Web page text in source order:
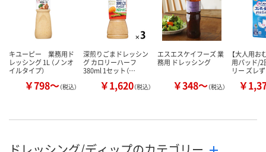
カゴへ カゴへ カ
キユーピー 業務用ド
レッシング 1L （ノンオ
イルタイプ）
￥798～（税込）
深煎りごまドレッシン
グ カロリーハーフ
380ml 1セット（…
￥1,620（税込）
エスエスケイフーズ 業
務用 ドレッシング
￥348～（税込）
【大人用お
用パッド/2
リー ズレ
￥